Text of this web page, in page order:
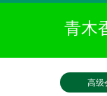
青木
高级